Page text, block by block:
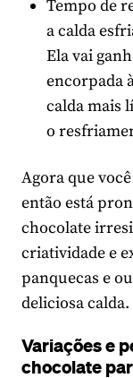
Tempo de
a calda
Ela vai
encorpada
calda mais
o
Agora que
então está
chocolate
criatividade e
panquecas e
deliciosa calda.
Variações e
chocolate